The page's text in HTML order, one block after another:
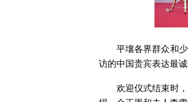
平壤各界群众和
访的中国贵宾表达最
欢迎仪式结束时